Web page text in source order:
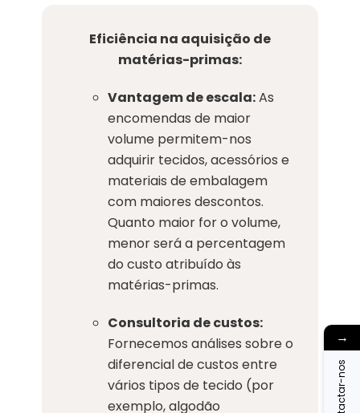
Eficiência na aquisição de
matérias-primas:
Vantagem de escala:As
encomendas de maior
volume permitem-nos
adquirir tecidos, acessórios e
materiais de embalagem
com maiores descontos.
Quanto maior for o volume,
menor será a percentagem
do custo atribuído às
matérias-primas.
Consultoria de custos:
Fornecemos análises sobre o
diferencial de custos entre
vários tipos de tecido (por
exemplo, algodão
→
Contactar-nos